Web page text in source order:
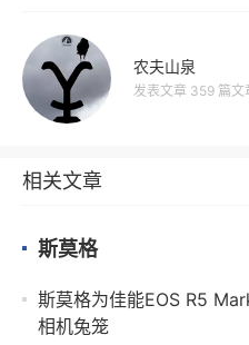
农夫山泉
发表文章 359 篇文
相关文章
斯莫格
斯莫格为佳能EOS R5
相机兔笼